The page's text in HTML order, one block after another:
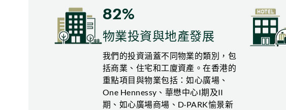
82%
物業投資與地產發展
我們的投資涵蓋不同物業的類別，包
括商業、住宅和工廈資產。在香港的
重點項目與物業包括：如心廣場、
One Hennessy、華懋中心I期及II
期、如心廣場商場、D·PARK愉景新